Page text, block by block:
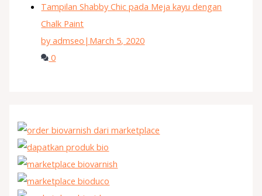
Tampilan Shabby Chic pada Meja kayu dengan
Chalk Paint
by admseo | March 5, 2020
0